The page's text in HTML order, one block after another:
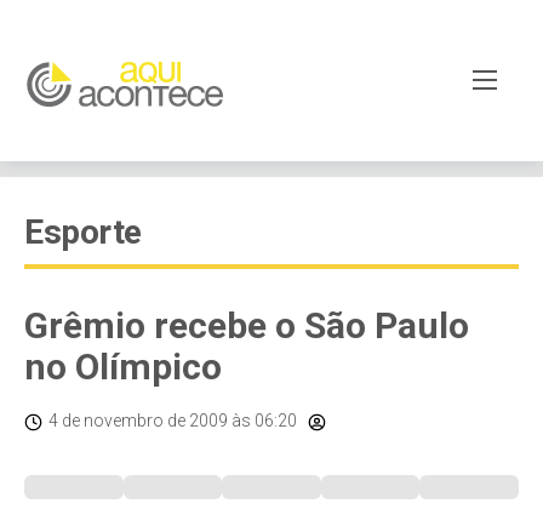
Esporte
Grêmio recebe o São Paulo
no Olímpico
4 de novembro de 2009 às 06:20